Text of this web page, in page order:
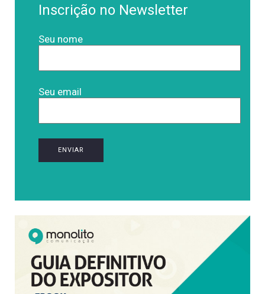
Inscrição no Newsletter
Seu nome
Seu email